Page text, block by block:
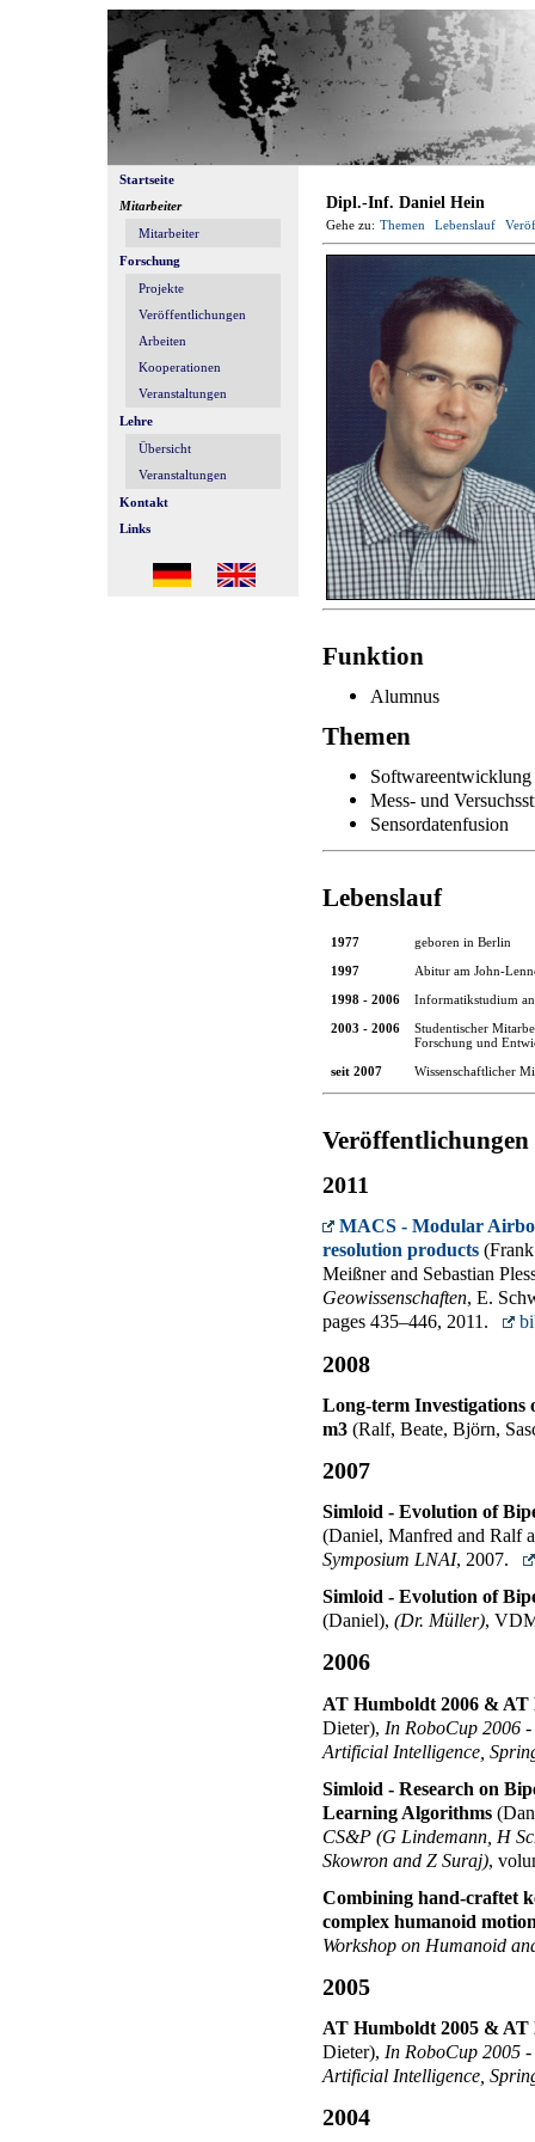
Dipl.-Inf. Daniel Hein
Gehe zu: Themen Lebenslauf
Funktion
Alumnus
Themen
Softwareentwicklung
Mess- und
Sensordatenfusion
Lebenslauf
1977
geboren in Berlin
1997
Abitur am John-
1998 - 2006
Informatikstudium
2003 - 2006
Studentischer
Forschung und
seit 2007
Wissenschaftlicher
Veröffentlichungen
2011
MACS - Modular
resolution products
Meißner and Sebastian
Geowissenschaften, E.
pages 435–446, 2011.
2008
Long-term Investigations
m3 (Ralf, Beate, Björn,
2007
Simloid - Evolution of
(Daniel, Manfred and Ralf
Symposium LNAI, 2007.
Simloid - Evolution of
(Daniel), (Dr. Müller),
2006
AT Humboldt 2006 & AT
Dieter), In RoboCup 2006
Artificial Intelligence,
Simloid - Research on
Learning Algorithms
CS&P (G Lindemann, H
Skowron and Z Suraj),
Combining hand-craftet
complex humanoid
Workshop on Humanoid
2005
AT Humboldt 2005 & AT
Dieter), In RoboCup 2005
Artificial Intelligence,
2004
Startseite
Mitarbeiter
Mitarbeiter
Forschung
Projekte
Veröffentlichungen
Arbeiten
Kooperationen
Veranstaltungen
Lehre
Übersicht
Veranstaltungen
Kontakt
Links